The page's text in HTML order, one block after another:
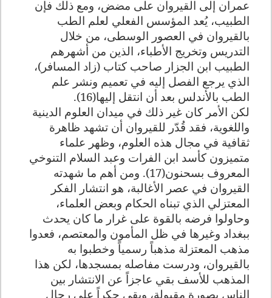
عمران إلى القيروان على مضض، ومع ذلك فإن
الطبيب، يُعد المؤسس الفعلي لعلم الطب
بالقيروان في العصور الوسطى، من خلال
التدريس وتخريج الأطباء، الذين من أشهرهم
الطبيب ابن الجزار صاحب كتاب (زاد المسافر)،
الذي يرجع الفصل إليه في تعميم ونشر علم
الطب بالأندلس بعد أن انتقل إليها(16).
لكن الأمر كان غير ذلك في ميدان العلوم الدينية
واللغوية، فقد قُدّر للقيروان أن تشهد ظاهرة
ثقافية في مجال هذه العلوم، وظهر علماء
متميزون كأسد ابن الفرات وعبد السلام التنوخي
المعروف بسحنون(17).
ومن أهم ما شهدته
القيروان في عصر الأغالبة، هو انتشار الفكر
المعتزلي الذي تبناه الحكام وبعض العلماء،
وحاولوا فرضه بالقوة على غرار ما كان يحدث
ببغداد وغيرها في ظل المأمون والمعتصم، فعدوا
مذهب المعتزلة مذهباً رسمياً وخطبوا به
بالقيروان، ودرست مفاصله بمسجدها، لكن هذا
المذهب للأسف بقي عاجزاً عن الانتشار بين
الناس بصورة مقبولة، وبقي حكراً على رجال